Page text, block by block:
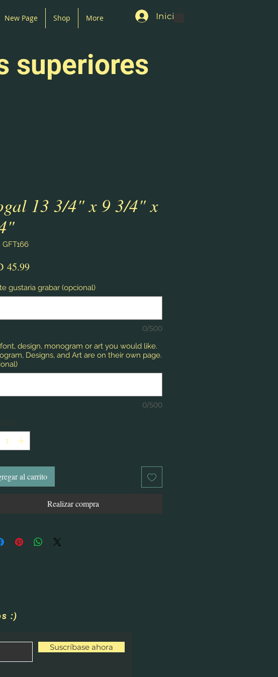
New Page Shop More Iniciar sesión
superiores
13 3/4" x 9 3/4" x
GFT166
45.99Precio
gustaria grabar (opcional)
0/500
design, monogram or art you would like.
Designs, and Art are on their own page.
0/500
al carrito
Realizar compra
:)
Suscríbase ahora